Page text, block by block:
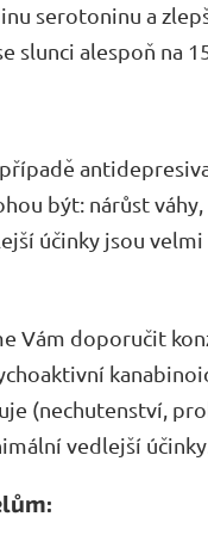
serotoninu a
slunci alespoň na
být: nárůst
účinky jsou
Vám doporučit
(nechutenství,
vedlejší účinky.